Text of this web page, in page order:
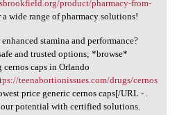
product/pharmacy-from-
wide range of pharmacy solutions!
stamina and performance?
and trusted options; *browse*
cernos caps in Orlando
teenabortionissues.com/drugs/cernos
price generic cernos caps[/URL - .
potential with certified solutions.